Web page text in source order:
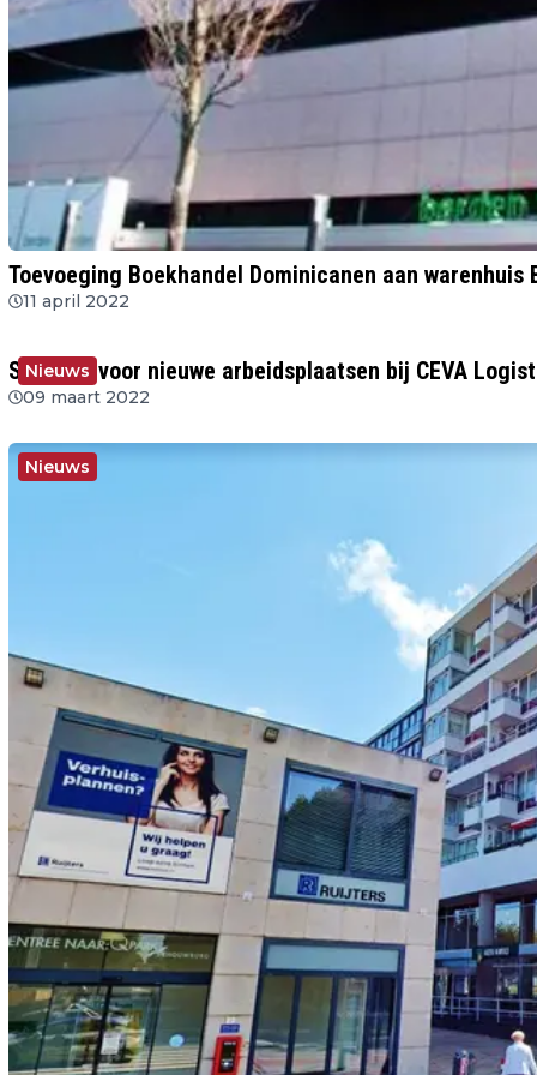
Toevoeging Boekhandel Dominicanen aan warenhuis
11 april 2022
Nieuws
Subsidie voor nieuwe arbeidsplaatsen bij CEVA
09 maart 2022
Nieuws